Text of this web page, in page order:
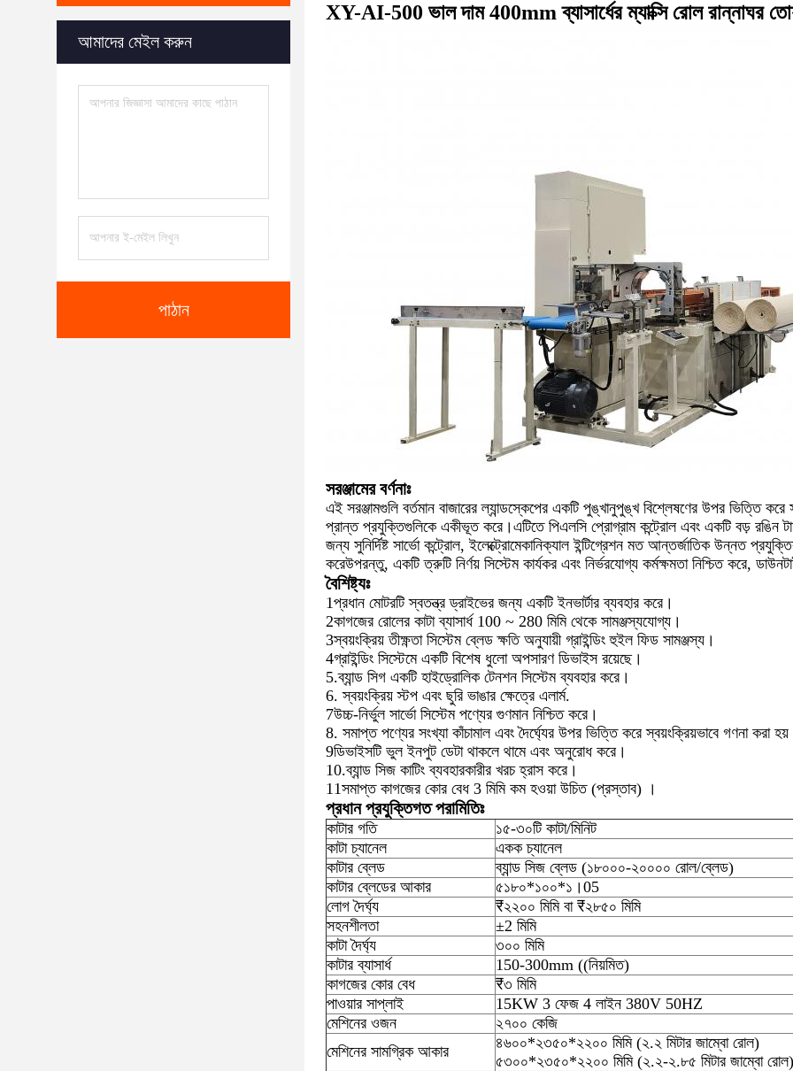
আমাদের মেইল করুন
পাঠান
XY-AI-500 ভাল দাম 400mm ব্যাসার্ধের ম্যাক্সি রোল রান্নাঘর
সরঞ্জামের বর্ণনাঃ
এই সরঞ্জামগুলি বর্তমান বাজারের ল্যান্ডস্কেপের একটি পুঙ্খানুপুঙ্খ বিশ্লেষণের উপর ভিত্তি করে
প্রান্ত প্রযুক্তিগুলিকে একীভূত করে।এটিতে পিএলসি প্রোগ্রাম কন্ট্রোল এবং একটি বড় রঙিন
জন্য সুনির্দিষ্ট সার্ভো কন্ট্রোল, ইলেক্ট্রোমেকানিক্যাল ইন্টিগ্রেশন মত আন্তর্জাতিক উন্নত
করেউপরন্তু, একটি ত্রুটি নির্ণয় সিস্টেম কার্যকর এবং নির্ভরযোগ্য কর্মক্ষমতা নিশ্চিত করে,
বৈশিষ্ট্যঃ
1প্রধান মোটরটি স্বতন্ত্র ড্রাইভের জন্য একটি ইনভার্টার ব্যবহার করে।
2কাগজের রোলের কাটা ব্যাসার্ধ 100 ~ 280 মিমি থেকে সামঞ্জস্যযোগ্য।
3স্বয়ংক্রিয় তীক্ষ্ণতা সিস্টেম ব্লেড ক্ষতি অনুযায়ী গ্রাইন্ডিং হুইল ফিড সামঞ্জস্য।
4গ্রাইন্ডিং সিস্টেমে একটি বিশেষ ধুলো অপসারণ ডিভাইস রয়েছে।
5.ব্যান্ড সিগ একটি হাইড্রোলিক টেনশন সিস্টেম ব্যবহার করে।
6. স্বয়ংক্রিয় স্টপ এবং ছুরি ভাঙার ক্ষেত্রে এলার্ম.
7উচ্চ-নির্ভুল সার্ভো সিস্টেম পণ্যের গুণমান নিশ্চিত করে।
8. সমাপ্ত পণ্যের সংখ্যা কাঁচামাল এবং দৈর্ঘ্যের উপর ভিত্তি করে স্বয়ংক্রিয়ভাবে গণনা করা
9ডিভাইসটি ভুল ইনপুট ডেটা থাকলে থামে এবং অনুরোধ করে।
10.ব্যান্ড সিজ কাটিং ব্যবহারকারীর খরচ হ্রাস করে।
11সমাপ্ত কাগজের কোর বেধ 3 মিমি কম হওয়া উচিত (প্রস্তাব) ।
প্রধান প্রযুক্তিগত পরামিতিঃ
কাটার গতি
১৫-৩০টি কাটা/মিনিট
কাটা চ্যানেল
একক চ্যানেল
কাটার ব্লেড
ব্যান্ড সিজ ব্লেড (১৮০০০-২০০০০ রোল/ব্লেড)
কাটার ব্লেডের আকার
৫১৮০*১০০*১।05
লোগ দৈর্ঘ্য
₹২২০০ মিমি বা ₹২৮৫০ মিমি
সহনশীলতা
±2 মিমি
কাটা দৈর্ঘ্য
৩০০ মিমি
কাটার ব্যাসার্ধ
150-300mm ((নিয়মিত)
কাগজের কোর বেধ
₹৩ মিমি
পাওয়ার সাপ্লাই
15KW 3 ফেজ 4 লাইন 380V 50HZ
মেশিনের ওজন
২৭০০ কেজি
মেশিনের সামগ্রিক আকার
৪৬০০*২৩৫০*২২০০ মিমি (২.২ মিটার জাম্বো রোল)
৫৩০০*২৩৫০*২২০০ মিমি (২.২-২.৮৫ মিটার জাম্বো রোল)